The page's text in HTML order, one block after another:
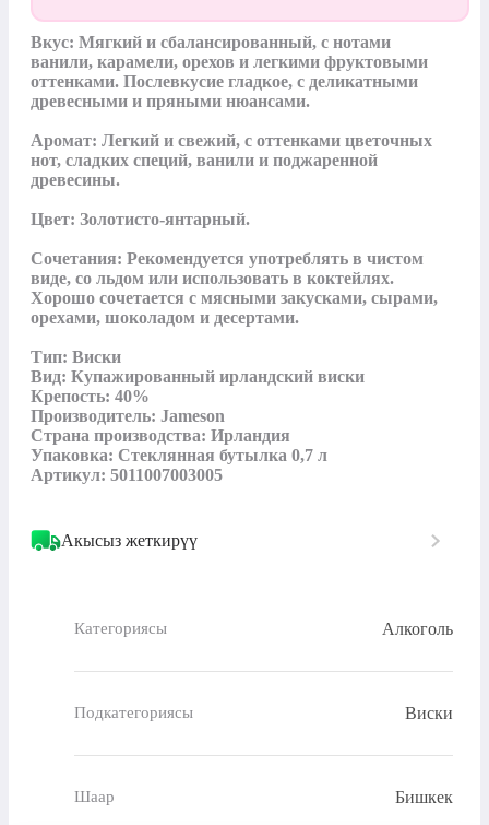
Вкус: Мягкий и сбалансированный, с нотами
ванили, карамели, орехов и легкими фруктовыми
оттенками. Послевкусие гладкое, с деликатными
древесными и пряными нюансами.
Аромат: Легкий и свежий, с оттенками цветочных
нот, сладких специй, ванили и поджаренной
древесины.
Цвет: Золотисто-янтарный.
Сочетания: Рекомендуется употреблять в чистом
виде, со льдом или использовать в коктейлях.
Хорошо сочетается с мясными закусками, сырами,
орехами, шоколадом и десертами.
Тип: Виски
Вид: Купажированный ирландский виски
Крепость: 40%
Производитель: Jameson
Страна производства: Ирландия
Упаковка: Стеклянная бутылка 0,7 л
Артикул: 5011007003005
Акысыз жеткирүү
Категориясы Алкоголь
Подкатегориясы Виски
Шаар Бишкек